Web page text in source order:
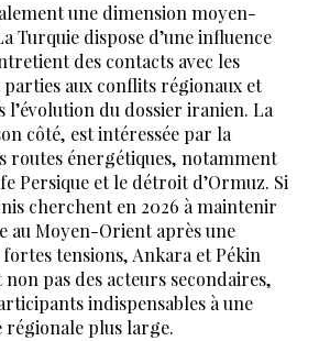
une dimension moyen-
Turquie dispose d’une influence
des contacts avec les
aux conflits régionaux et
l’évolution du dossier iranien. La
côté, est intéressée par la
routes énergétiques, notamment
Persique et le détroit d’Ormuz. Si
cherchent en 2026 à maintenir
au Moyen-Orient après une
tensions, Ankara et Pékin
pas des acteurs secondaires,
indispensables à une
régionale plus large.